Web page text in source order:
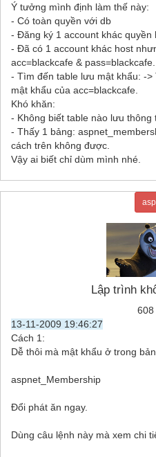
Ý tưởng mình định làm thế này:
- Có toàn quyền với db
- Đăng ký 1 account khác quyền
- Đã có 1 account khác host
acc=blackcafe & pass=blackcafe.
- Tìm đến table lưu mật khẩu: -
mật khẩu của acc=blackcafe.
Khó khăn:
- Không biết table nào lưu thông
- Thấy 1 bảng:
cách trên không được.
Vậy ai biết chỉ dùm mình nhé.
Lập trình
13-11-2009 19:46:27
Cách 1:
Dễ thôi mà mật khẩu ở trong
aspnet_Membership
Đổi phát ăn ngay.
Dùng câu lệnh này mà xem chi